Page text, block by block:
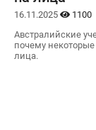
16.11.2025
1100
Австралийские
почему
лица.